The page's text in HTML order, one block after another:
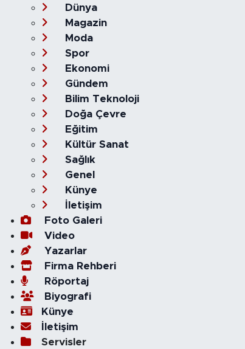
Dünya
Magazin
Moda
Spor
Ekonomi
Gündem
Bilim Teknoloji
Doğa Çevre
Eğitim
Kültür Sanat
Sağlık
Genel
Künye
İletişim
Foto Galeri
Video
Yazarlar
Firma Rehberi
Röportaj
Biyografi
Künye
İletişim
Servisler